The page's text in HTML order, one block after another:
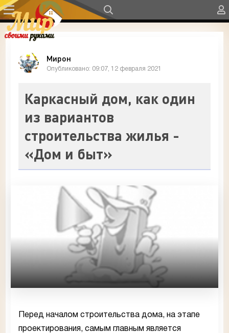
Мирон
Опубликовано: 09:07, 12 февраля 2021
Каркасный дом, как один
из вариантов
строительства жилья -
«Дом и быт»
Перед началом строительства дома, на этапе
проектирования, самым главным является